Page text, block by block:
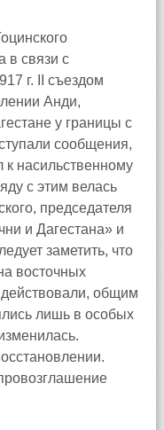
в связи с
г. II съездом
Анди,
у границы с
сообщения,
насильственному
с этим велась
председателя
и Дагестана» и
заметить, что
восточных
общим
лишь в особых